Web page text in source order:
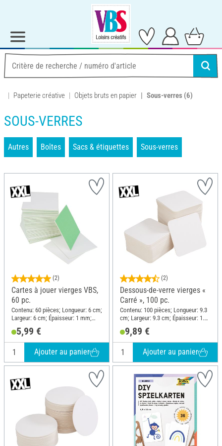
Papeterie créative Objets bruts en papier Sous-verres (6)
SOUS-VERRES
Autres Boîtes Sacs & étiquettes Sous-verres
(2)
Cartes à jouer vierges VBS,
60 pc.
Contenu: 60 pièces; Longueur: 6 cm;
Largeur: 6 cm; Épaisseur: 1 mm;
5,99 €
Ajouter au panier
(2)
Dessous-de-verre vierges «
Carré », 100 pc.
Contenu: 100 pièces; Longueur: 9.3
cm; Largeur: 9.3 cm; Épaisseur: 1.5
9,89 €
Ajouter au panier